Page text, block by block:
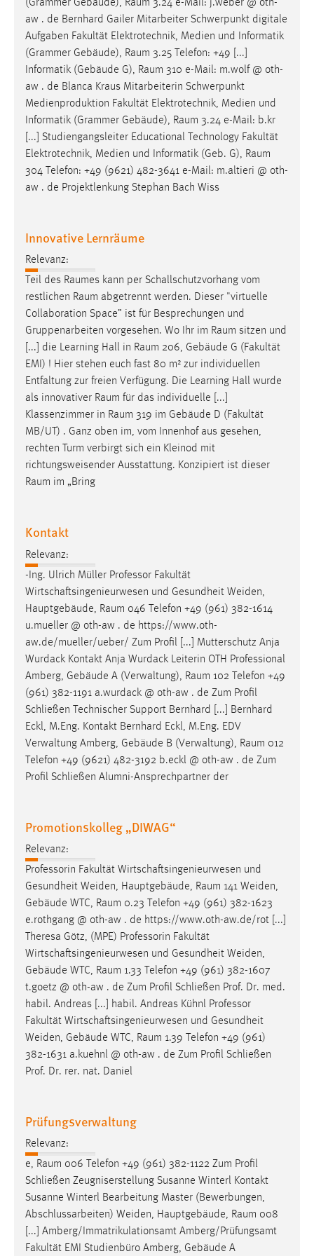
(Grammer Gebäude), Raum 3.24 e-Mail: j.weber @ oth-
aw . de Bernhard Gailer Mitarbeiter Schwerpunkt digitale
Aufgaben Fakultät Elektrotechnik, Medien und Informatik
(Grammer Gebäude), Raum 3.25 Telefon: +49 [...]
Informatik (Gebäude G), Raum 310 e-Mail: m.wolf @ oth-
aw . de Blanca Kraus Mitarbeiterin Schwerpunkt
Medienproduktion Fakultät Elektrotechnik, Medien und
Informatik (Grammer Gebäude), Raum 3.24 e-Mail: b.kr
[...] Studiengangsleiter Educational Technology Fakultät
Elektrotechnik, Medien und Informatik (Geb. G), Raum
304 Telefon: +49 (9621) 482-3641 e-Mail: m.altieri @ oth-
aw . de Projektlenkung Stephan Bach Wiss
Innovative Lernräume
Relevanz:
Teil des Raumes kann per Schallschutzvorhang vom
restlichen Raum abgetrennt werden. Dieser "virtuelle
Collaboration Space” ist für Besprechungen und
Gruppenarbeiten vorgesehen. Wo Ihr im Raum sitzen und
[...] die Learning Hall in Raum 206, Gebäude G (Fakultät
EMI) ! Hier stehen euch fast 80 m² zur individuellen
Entfaltung zur freien Verfügung. Die Learning Hall wurde
als innovativer Raum für das individuelle [...]
Klassenzimmer in Raum 319 im Gebäude D (Fakultät
MB/UT) . Ganz oben im, vom Innenhof aus gesehen,
rechten Turm verbirgt sich ein Kleinod mit
richtungsweisender Ausstattung. Konzipiert ist dieser
Raum im „Bring
Kontakt
Relevanz:
-Ing. Ulrich Müller Professor Fakultät
Wirtschaftsingenieurwesen und Gesundheit Weiden,
Hauptgebäude, Raum 046 Telefon +49 (961) 382-1614
u.mueller @ oth-aw . de https://www.oth-
aw.de/mueller/ueber/ Zum Profil [...] Mutterschutz Anja
Wurdack Kontakt Anja Wurdack Leiterin OTH Professional
Amberg, Gebäude A (Verwaltung), Raum 102 Telefon +49
(961) 382-1191 a.wurdack @ oth-aw . de Zum Profil
Schließen Technischer Support Bernhard [...] Bernhard
Eckl, M.Eng. Kontakt Bernhard Eckl, M.Eng. EDV
Verwaltung Amberg, Gebäude B (Verwaltung), Raum 012
Telefon +49 (9621) 482-3192 b.eckl @ oth-aw . de Zum
Profil Schließen Alumni-Ansprechpartner der
Promotionskolleg „DIWAG“
Relevanz:
Professorin Fakultät Wirtschaftsingenieurwesen und
Gesundheit Weiden, Hauptgebäude, Raum 141 Weiden,
Gebäude WTC, Raum 0.23 Telefon +49 (961) 382-1623
e.rothgang @ oth-aw . de https://www.oth-aw.de/rot [...]
Theresa Götz, (MPE) Professorin Fakultät
Wirtschaftsingenieurwesen und Gesundheit Weiden,
Gebäude WTC, Raum 1.33 Telefon +49 (961) 382-1607
t.goetz @ oth-aw . de Zum Profil Schließen Prof. Dr. med.
habil. Andreas [...] habil. Andreas Kühnl Professor
Fakultät Wirtschaftsingenieurwesen und Gesundheit
Weiden, Gebäude WTC, Raum 1.39 Telefon +49 (961)
382-1631 a.kuehnl @ oth-aw . de Zum Profil Schließen
Prof. Dr. rer. nat. Daniel
Prüfungsverwaltung
Relevanz:
e, Raum 006 Telefon +49 (961) 382-1122 Zum Profil
Schließen Zeugniserstellung Susanne Winterl Kontakt
Susanne Winterl Bearbeitung Master (Bewerbungen,
Abschlussarbeiten) Weiden, Hauptgebäude, Raum 008
[...] Amberg/Immatrikulationsamt Amberg/Prüfungsamt
Fakultät EMI Studienbüro Amberg, Gebäude A
Performance
Name:
Zweck:
Für performante Seitenauslieferung wird in diesem Cookie
gespeichert, ob man eingeloggt ist.
Sprachpräferenz
site-language-preference
Zweck:
Das Cookie speichert die gewählte Sprache der Website.
Cookie Laufzeit:
30 Tage
Chat
Name:
MibewSessionID, MIBEW_UserID, mibew_locale, mibew-
chat-frame-style-5e9dbeb1811c0446
Zweck:
Wird benötigt um die Chatfunktion nutzen zu können.
Cookie Laufzeit:
Jahre, MIBEW_UserID = 1 Jahr
Login
Name:
fe_user, be_user, be_lastLoginProvider
Zweck:
Dieser Cookie ist notwendig um sich an der Website
einloggen zu können.
Cookie Laufzeit:
24 Stunden
STATISTIK
unsere Besucher unsere Website nutzen.
Matomo
Name:
_pk_ref, _pk_cvar, _pk_id, _pk_ses
Zweck:
Zugriffsstatistik
Cookie Laufzeit:
Max. 13 Monate
MARKETING
Marketing Cookies werden von Drittanbietern
verwendet, um personalisierte Werbung anzuzeigen.
Google Ads
Name:
Anbieter:
Google Ireland Limited